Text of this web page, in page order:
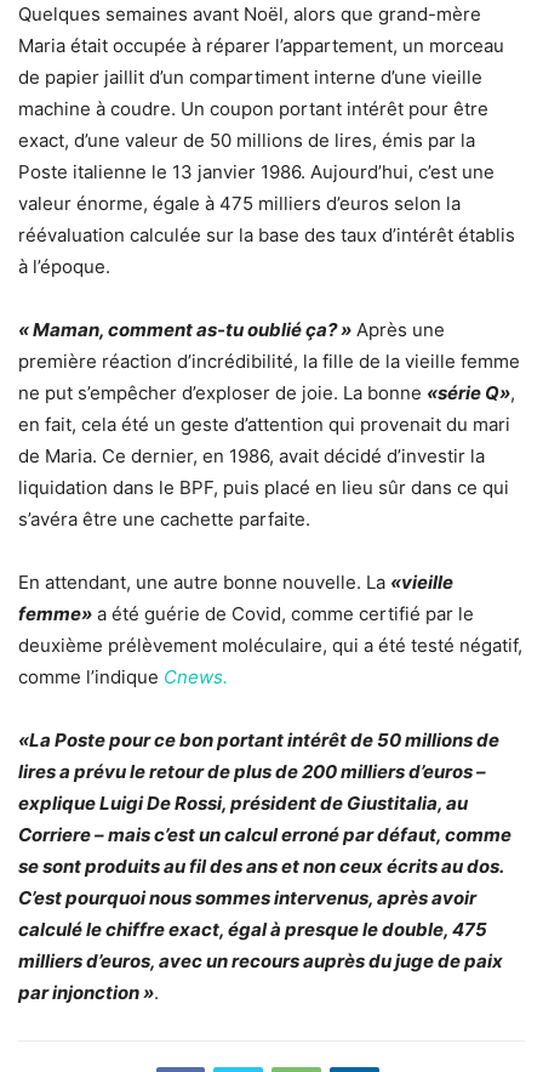
Quelques semaines avant Noël, alors que grand-mère
Maria était occupée à réparer l’appartement, un morceau
de papier jaillit d’un compartiment interne d’une vieille
machine à coudre. Un coupon portant intérêt pour être
exact, d’une valeur de 50 millions de lires, émis par la
Poste italienne le 13 janvier 1986. Aujourd’hui, c’est une
valeur énorme, égale à 475 milliers d’euros selon la
réévaluation calculée sur la base des taux d’intérêt établis
à l’époque.
« Maman, comment as-tu oublié ça? » Après une
première réaction d’incrédibilité, la fille de la vieille femme
ne put s’empêcher d’exploser de joie. La bonne «série Q»,
en fait, cela été un geste d’attention qui provenait du mari
de Maria. Ce dernier, en 1986, avait décidé d’investir la
liquidation dans le BPF, puis placé en lieu sûr dans ce qui
s’avéra être une cachette parfaite.
En attendant, une autre bonne nouvelle. La «vieille
femme» a été guérie de Covid, comme certifié par le
deuxième prélèvement moléculaire, qui a été testé négatif,
comme l’indique Cnews.
«La Poste pour ce bon portant intérêt de 50 millions de
lires a prévu le retour de plus de 200 milliers d’euros –
explique Luigi De Rossi, président de Giustitalia, au
Corriere – mais c’est un calcul erroné par défaut, comme
se sont produits au fil des ans et non ceux écrits au dos.
C’est pourquoi nous sommes intervenus, après avoir
calculé le chiffre exact, égal à presque le double, 475
milliers d’euros, avec un recours auprès du juge de paix
par injonction ».